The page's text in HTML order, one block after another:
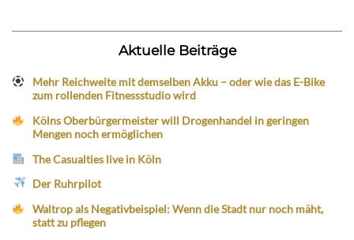
Aktuelle Beiträge
Mehr Reichweite mit demselben Akku – oder wie das E-Bike
zum rollenden Fitnessstudio wird
Kölns Oberbürgermeister will Drogenhandel in geringen
Mengen noch ermöglichen
The Casualties live in Köln
Der Ruhrpilot
Waltrop als Negativbeispiel: Wenn die Stadt nur noch mäht,
statt zu pflegen